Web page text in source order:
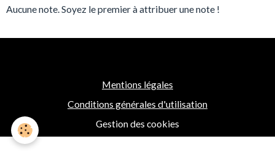
Aucune note. Soyez le premier à attribuer une note !
Mentions légales
Conditions générales d'utilisation
Gestion des cookies